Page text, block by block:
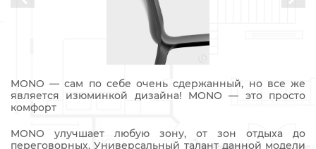
MONO — сам по себе очень сдержанный, но все же
является изюминкой дизайна! MONO — это просто
комфорт
MONO улучшает любую зону, от зон отдыха до
переговорных. Универсальный талант данной модели